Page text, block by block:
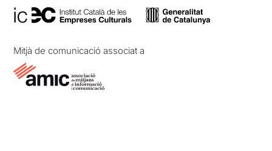
Mitjà de comunicació associat a